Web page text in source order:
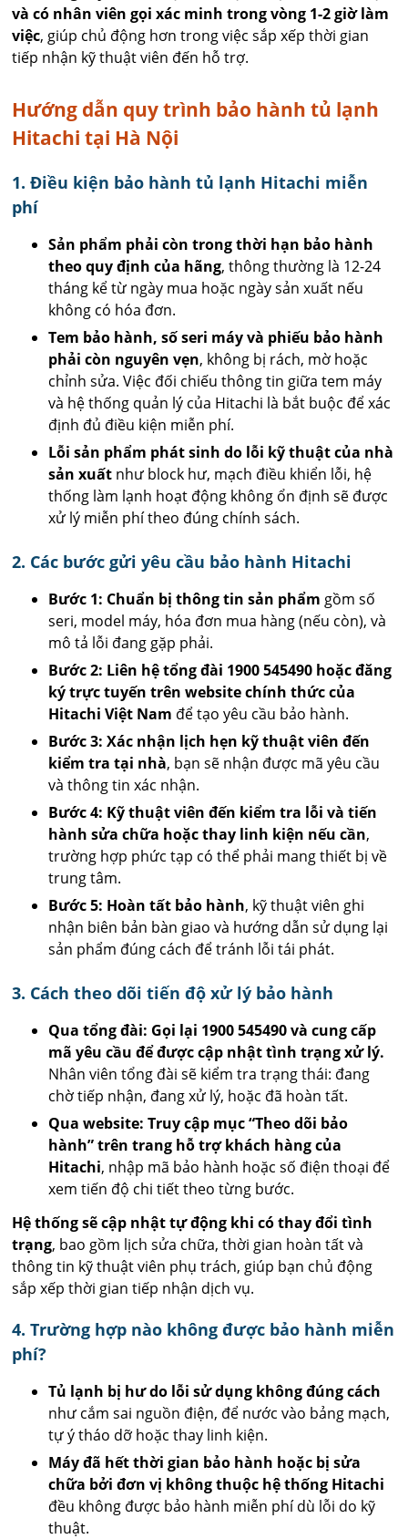
và có nhân viên gọi xác minh trong vòng 1-2 giờ làm
việc, giúp chủ động hơn trong việc sắp xếp thời gian
tiếp nhận kỹ thuật viên đến hỗ trợ.
Hướng dẫn quy trình bảo hành tủ lạnh
Hitachi tại Hà Nội
1. Điều kiện bảo hành tủ lạnh Hitachi miễn
phí
Sản phẩm phải còn trong thời hạn bảo hành
theo quy định của hãng, thông thường là 12-24
tháng kể từ ngày mua hoặc ngày sản xuất nếu
không có hóa đơn.
Tem bảo hành, số seri máy và phiếu bảo hành
phải còn nguyên vẹn, không bị rách, mờ hoặc
chỉnh sửa. Việc đối chiếu thông tin giữa tem máy
và hệ thống quản lý của Hitachi là bắt buộc để xác
định đủ điều kiện miễn phí.
Lỗi sản phẩm phát sinh do lỗi kỹ thuật của nhà
sản xuất như block hư, mạch điều khiển lỗi, hệ
thống làm lạnh hoạt động không ổn định sẽ được
xử lý miễn phí theo đúng chính sách.
2. Các bước gửi yêu cầu bảo hành Hitachi
Bước 1: Chuẩn bị thông tin sản phẩm gồm số
seri, model máy, hóa đơn mua hàng (nếu còn), và
mô tả lỗi đang gặp phải.
Bước 2: Liên hệ tổng đài 1900 545490 hoặc đăng
ký trực tuyến trên website chính thức của
Hitachi Việt Nam để tạo yêu cầu bảo hành.
Bước 3: Xác nhận lịch hẹn kỹ thuật viên đến
kiểm tra tại nhà, bạn sẽ nhận được mã yêu cầu
và thông tin xác nhận.
Bước 4: Kỹ thuật viên đến kiểm tra lỗi và tiến
hành sửa chữa hoặc thay linh kiện nếu cần,
trường hợp phức tạp có thể phải mang thiết bị về
trung tâm.
Bước 5: Hoàn tất bảo hành, kỹ thuật viên ghi
nhận biên bản bàn giao và hướng dẫn sử dụng lại
sản phẩm đúng cách để tránh lỗi tái phát.
3. Cách theo dõi tiến độ xử lý bảo hành
Qua tổng đài: Gọi lại 1900 545490 và cung cấp
mã yêu cầu để được cập nhật tình trạng xử lý.
Nhân viên tổng đài sẽ kiểm tra trạng thái: đang
chờ tiếp nhận, đang xử lý, hoặc đã hoàn tất.
Qua website: Truy cập mục “Theo dõi bảo
hành” trên trang hỗ trợ khách hàng của
Hitachi, nhập mã bảo hành hoặc số điện thoại để
xem tiến độ chi tiết theo từng bước.
Hệ thống sẽ cập nhật tự động khi có thay đổi tình
trạng, bao gồm lịch sửa chữa, thời gian hoàn tất và
thông tin kỹ thuật viên phụ trách, giúp bạn chủ động
sắp xếp thời gian tiếp nhận dịch vụ.
4. Trường hợp nào không được bảo hành miễn
phí?
Tủ lạnh bị hư do lỗi sử dụng không đúng cách
như cắm sai nguồn điện, để nước vào bảng mạch,
tự ý tháo dỡ hoặc thay linh kiện.
Máy đã hết thời gian bảo hành hoặc bị sửa
chữa bởi đơn vị không thuộc hệ thống Hitachi
đều không được bảo hành miễn phí dù lỗi do kỹ
thuật.